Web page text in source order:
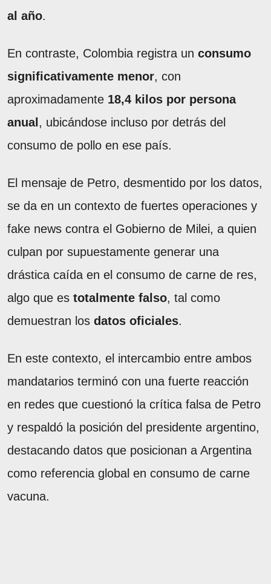
al año.
En contraste, Colombia registra un consumo
significativamente menor, con
aproximadamente 18,4 kilos por persona
anual , ubicándose incluso por detrás del
consumo de pollo en ese país.
El mensaje de Petro, desmentido por los datos,
se da en un contexto de fuertes operaciones y
fake news contra el Gobierno de Milei, a quien
culpan por supuestamente generar una
drástica caída en el consumo de carne de res,
algo que es totalmente falso, tal como
demuestran los datos oficiales.
En este contexto, el intercambio entre ambos
mandatarios terminó con una fuerte reacción
en redes que cuestionó la crítica falsa de Petro
y respaldó la posición del presidente argentino,
destacando datos que posicionan a Argentina
como referencia global en consumo de carne
vacuna.